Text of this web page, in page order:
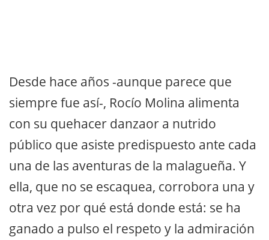
Desde hace años -aunque parece que
siempre fue así-, Rocío Molina alimenta
con su quehacer danzaor a nutrido
público que asiste predispuesto ante cada
una de las aventuras de la malagueña. Y
ella, que no se escaquea, corrobora una y
otra vez por qué está donde está: se ha
ganado a pulso el respeto y la admiración